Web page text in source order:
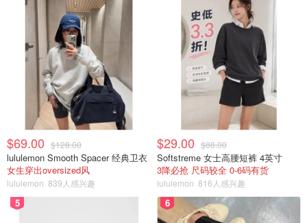
$69.00 $128.00
lululemon Smooth Spacer 经典卫衣
女生穿出oversized风
lululemon 839人感兴趣
$29.00 $88.00
Softstreme 女士高腰短裤 4英寸
3降必抢 尺码较全 0-6码有货
lululemon 816人感兴趣
5 6